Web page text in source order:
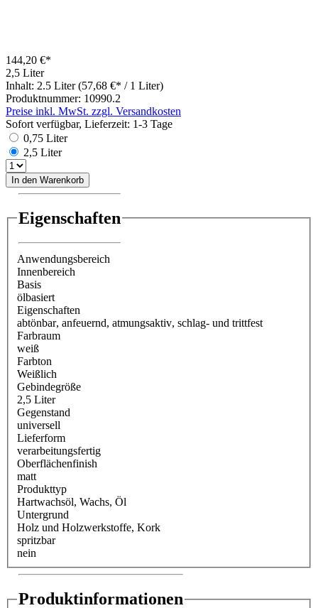
144,20 €*
2,5 Liter
Inhalt: 2.5 Liter (57,68 €* / 1 Liter)
Produktnummer: 10990.2
Preise inkl. MwSt. zzgl. Versandkosten
Sofort verfügbar, Lieferzeit: 1-3 Tage
0,75 Liter
2,5 Liter
In den Warenkorb
Eigenschaften
Anwendungsbereich
Innenbereich
Basis
ölbasiert
Eigenschaften
abtönbar, anfeuernd, atmungsaktiv, schlag- und trittfest
Farbraum
weiß
Farbton
Weißlich
Gebindegröße
2,5 Liter
Gegenstand
universell
Lieferform
verarbeitungsfertig
Oberflächenfinish
matt
Produkttyp
Hartwachsöl, Wachs, Öl
Untergrund
Holz und Holzwerkstoffe, Kork
spritzbar
nein
Produktinformationen